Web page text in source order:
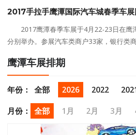
的VIP级的购车待遇
2017手拉手鹰潭国际汽车城春季车展
2017鹰潭春季车展于4月22-23日在鹰
分别举办。参展汽车类商户33家，银行类
进了鹰潭市汽车产业健康向上的发展！
鹰潭车展排期
年份： 全部 2026 2022
2017
月份： 全部 1月 2月 3月
8月 10月 11月